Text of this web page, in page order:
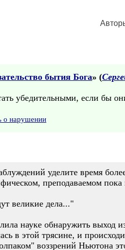
бытия Бога» (
убедительными, если бы
о нарушении
уделите время
преподаваемом
великие дела..."
науке обнаружить выход
в этой трясине, и
воззрений Ньютона